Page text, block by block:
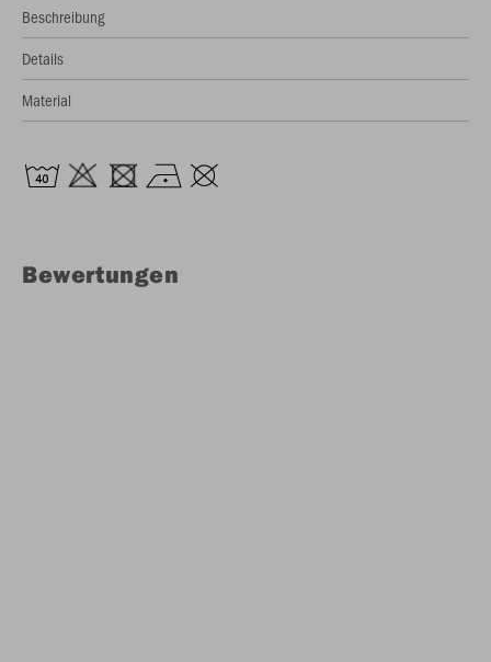
Beschreibung
Details
Material
Bewertungen